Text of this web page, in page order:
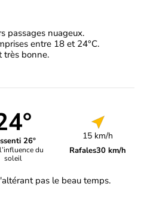
passages nuageux.
entre 18 et 24°C.
très bonne.
26°
du
soleil
15 km/h
Rafales30 km/h
pas le beau temps.